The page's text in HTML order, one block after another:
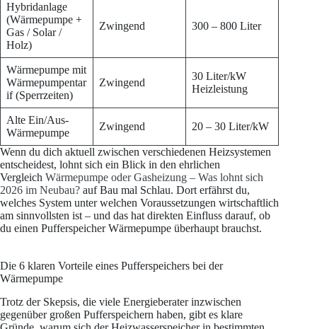
Hybridanlage
(Wärmepumpe +
Gas / Solar /
Holz)
Zwingend 300 – 800 Liter
Wärmepumpe mit
Wärmepumpentar
if (Sperrzeiten)
Zwingend
30 Liter/kW
Heizleistung
Alte Ein/Aus-
Wärmepumpe
Zwingend 20 – 30 Liter/kW
Wenn du dich aktuell zwischen verschiedenen Heizsystemen
entscheidest, lohnt sich ein Blick in den ehrlichen
Vergleich Wärmepumpe oder Gasheizung – Was lohnt sich
2026 im Neubau? auf Bau mal Schlau. Dort erfährst du,
welches System unter welchen Voraussetzungen wirtschaftlich
am sinnvollsten ist – und das hat direkten Einfluss darauf, ob
du einen Pufferspeicher Wärmepumpe überhaupt brauchst.
Die 6 klaren Vorteile eines Pufferspeichers bei der
Wärmepumpe
Trotz der Skepsis, die viele Energieberater inzwischen
gegenüber großen Pufferspeichern haben, gibt es klare